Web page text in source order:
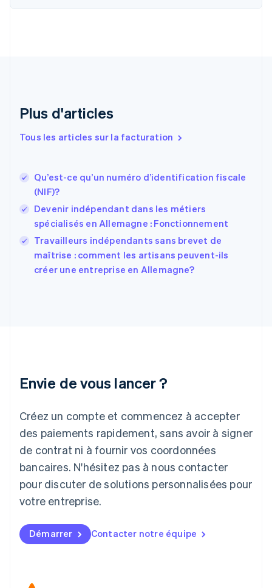
Plus d'articles
Tous les articles sur la facturation
Qu’est-ce qu’un numéro d’identification fiscale
(NIF)?
Devenir indépendant dans les métiers
spécialisés en Allemagne : Fonctionnement
Travailleurs indépendants sans brevet de
maîtrise : comment les artisans peuvent-ils
créer une entreprise en Allemagne?
Envie de vous lancer ?
Créez un compte et commencez à accepter
des paiements rapidement, sans avoir à signer
de contrat ni à fournir vos coordonnées
bancaires. N'hésitez pas à nous contacter
pour discuter de solutions personnalisées pour
votre entreprise.
Démarrer Contacter notre équipe
Espagne
Estonie
EnglishEspañol简体中文
Finlande
English Svenska
FrançaisEnglish
Gibraltar
English
Grèce
Japon
Lettonie
English
Liechtenstein
DeutschEnglish
Lituanie
Luxembourg
FrançaisDeutschEnglish
English简体中文
Malte